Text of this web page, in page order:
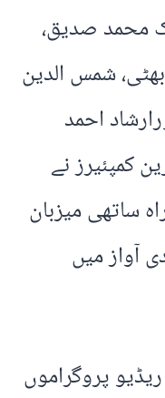
محمد صدیق،
شمس الدین
احمد
کمپئیرز نے
ساتھی میزبان
آواز میں
پروگراموں